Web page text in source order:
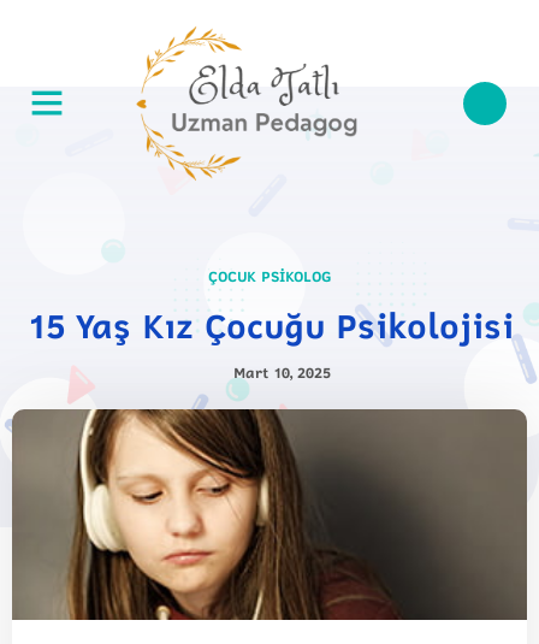
ÇOCUK PSIKOLOG
15 Yaş Kız Çocuğu Psikolojisi
Mart 10, 2025